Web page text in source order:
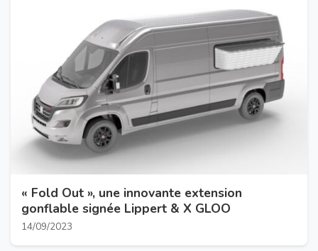
« Fold Out », une innovante extension
gonflable signée Lippert & X GLOO
14/09/2023